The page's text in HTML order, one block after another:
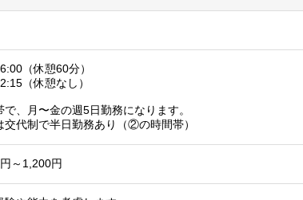
（休憩60分）
（休憩なし）
、月〜金の週5日勤務になります。
代制で半日勤務あり（②の時間帯）
～1,200円